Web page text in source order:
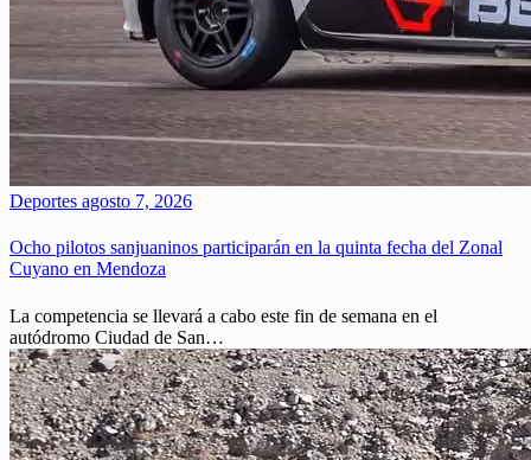
Deportes agosto 7, 2026
Ocho pilotos sanjuaninos participarán en la quinta fecha del Zonal
Cuyano en Mendoza
La competencia se llevará a cabo este fin de semana en el
autódromo Ciudad de San…